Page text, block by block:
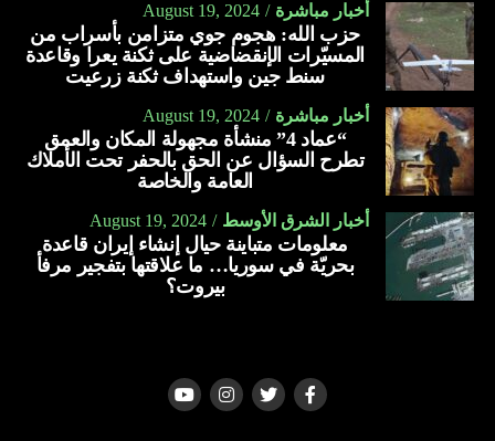
أخبار مباشرة August 19, 2024
حزب الله: هجوم جوي متزامن بأسراب من
المسيّرات الإنقضاضية على ثكنة يعرا وقاعدة
سنط جين واستهداف ثكنة زرعيت
أخبار مباشرة August 19, 2024
“عماد 4” منشأة مجهولة المكان والعمق
تطرح السؤال عن الحق بالحفر تحت الأملاك
العامة والخاصة
أخبار الشرق الأوسط August 19, 2024
معلومات متباينة حيال إنشاء إيران قاعدة
بحريّة في سوريا… ما علاقتها بتفجير مرفأ
بيروت؟